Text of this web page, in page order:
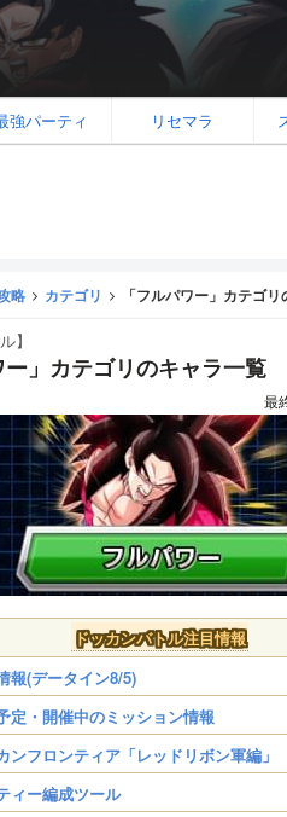
強パーティ リセマラ
略 カテゴリ 「フルパワー」カテゴ
】
ー」カテゴリのキャラ一覧
ドッカンバトル注目情報
報(データイン8/5)
定・開催中のミッション情報
ンフロンティア「レッドリボン軍編」
ィー編成ツール